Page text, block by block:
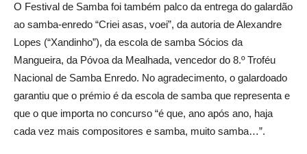
O Festival de Samba foi também palco da entrega do galardão
ao samba-enredo “Criei asas, voei”, da autoria de Alexandre
Lopes (“Xandinho”), da escola de samba Sócios da
Mangueira, da Póvoa da Mealhada, vencedor do 8.º Troféu
Nacional de Samba Enredo. No agradecimento, o galardoado
garantiu que o prémio é da escola de samba que representa e
que o que importa no concurso “é que, ano após ano, haja
cada vez mais compositores e samba, muito samba…”.